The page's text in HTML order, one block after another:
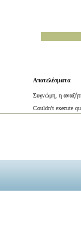
Αποτελέσματα
Συγνώμη, η
Couldn't execute